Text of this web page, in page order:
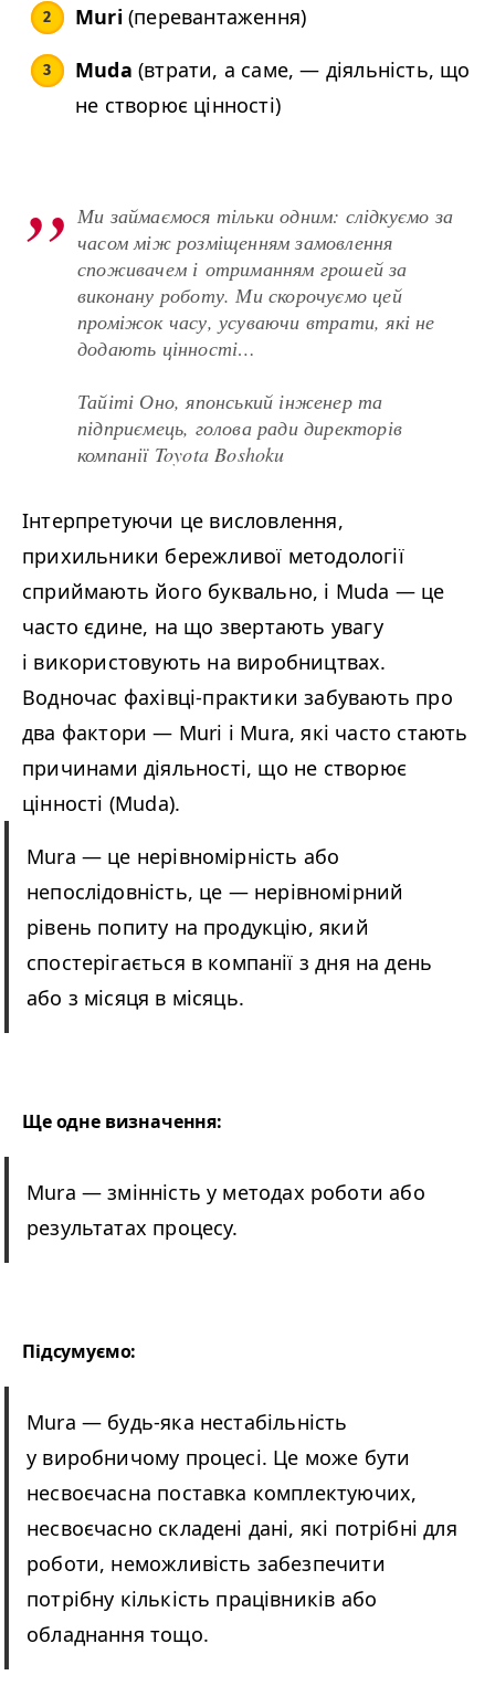
Muri (перевантаження)
Muda (втрати, а саме,— діяльність, що
не створює цінності)
Ми займаємося тільки одним: слідкуємо за
часом між розміщенням замовлення
споживачем і отриманням грошей за
виконану роботу. Ми скорочуємо цей
проміжок часу, усуваючи втрати, які не
додають цінності…
Тайіті Оно, японський інженер та
підприємець, голова ради директорів
компанії Toy­ota Boshoku
Інтерпретуючи це висловлення,
прихильники бережливої методології
сприймають його буквально, і Muda — це
часто єдине, на що звертають увагу
і використовують на виробництвах.
Водночас фахівці-практики забувають про
два фактори— Muri і Mura, які часто стають
причинами діяльності, що не створює
цінності (Muda).
Mura — це нерівномірність або
непослідовність, це — нерівномірний
рівень попиту на продукцію, який
спостерігається в компанії з дня на день
або з місяця в місяць.
Ще одне визначення:
Mura —змінність у методах роботи або
результатах процесу.
Підсумуємо:
Mura — будь-яка нестабільність
у виробничому процесі. Це може бути
несвоєчасна поставка комплектуючих,
несвоєчасно складені дані, які потрібні для
роботи, неможливість забезпечити
потрібну кількість працівників або
обладнання тощо.